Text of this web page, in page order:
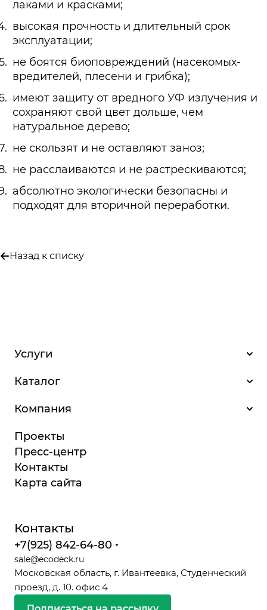
лаками и красками;
высокая прочность и длительный срок
эксплуатации;
не боятся биоповреждений (насекомых-
вредителей, плесени и грибка);
имеют защиту от вредного УФ излучения и
сохраняют свой цвет дольше, чем
натуральное дерево;
не скользят и не оставляют заноз;
не расслаиваются и не растрескиваются;
абсолютно экологически безопасны и
подходят для вторичной переработки.
Назад к списку
Услуги
Каталог
Компания
Проекты
Пресс-центр
Контакты
Карта сайта
Контакты
+7(925) 842-64-80
sale@ecodeck.ru
Московская область, г. Ивантеевка, Студенческий
проезд, д. 10. офис 4